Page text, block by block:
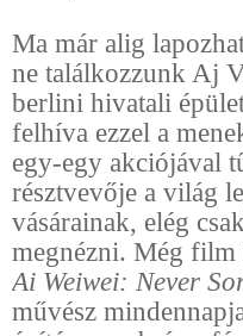
Ma már alig
ne találkozzunk Aj
berlini hivatali
felhíva ezzel a
egy-egy akciójával
résztvevője a világ
vásárainak, elég
megnézni. Még
Ai Weiwei: Never
művész